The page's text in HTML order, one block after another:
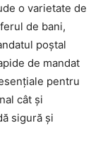
o varietate de
de bani,
poștal
de mandat
pentru
cât și
sigură și